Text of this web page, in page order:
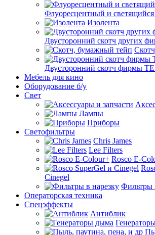
Флуоресцентный и светящийся
Изолента
Двусторонний скотч других
Двусторонний скотч фирмы
Мебель для кино
Оборудование б/у
Свет
Лампы
Приборы
Светофильтры
Chris James
Lee Filters
Rosco E-
Cinegel
Фильтры
Операторская техника
Спецэффекты
Антиблик